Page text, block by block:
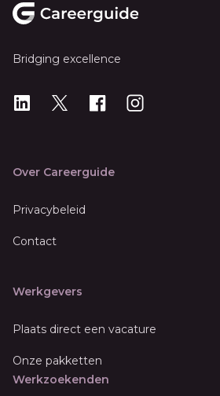
Bridging excellence
LinkedIn
X Instagram
Over Careerguide
Privacybeleid
Contact
Werkgevers
Plaats direct een vacature
Onze pakketten
Werkzoekenden